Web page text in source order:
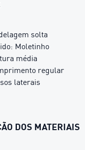
solta
Moletinho
média
regular
laterais
DOS MATERIAIS